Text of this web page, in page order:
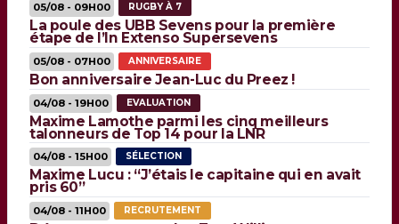
05/08 - 09H00 RUGBY À 7
La poule des UBB Sevens pour la première
étape de l’In Extenso Supersevens
05/08 - 07H00 ANNIVERSAIRE
Bon anniversaire Jean-Luc du Preez !
04/08 - 19H00 EVALUATION
Maxime Lamothe parmi les cinq meilleurs
talonneurs de Top 14 pour la LNR
04/08 - 15H00 SÉLECTION
Maxime Lucu : “J’étais le capitaine qui en avait
pris 60”
04/08 - 11H00 RECRUTEMENT